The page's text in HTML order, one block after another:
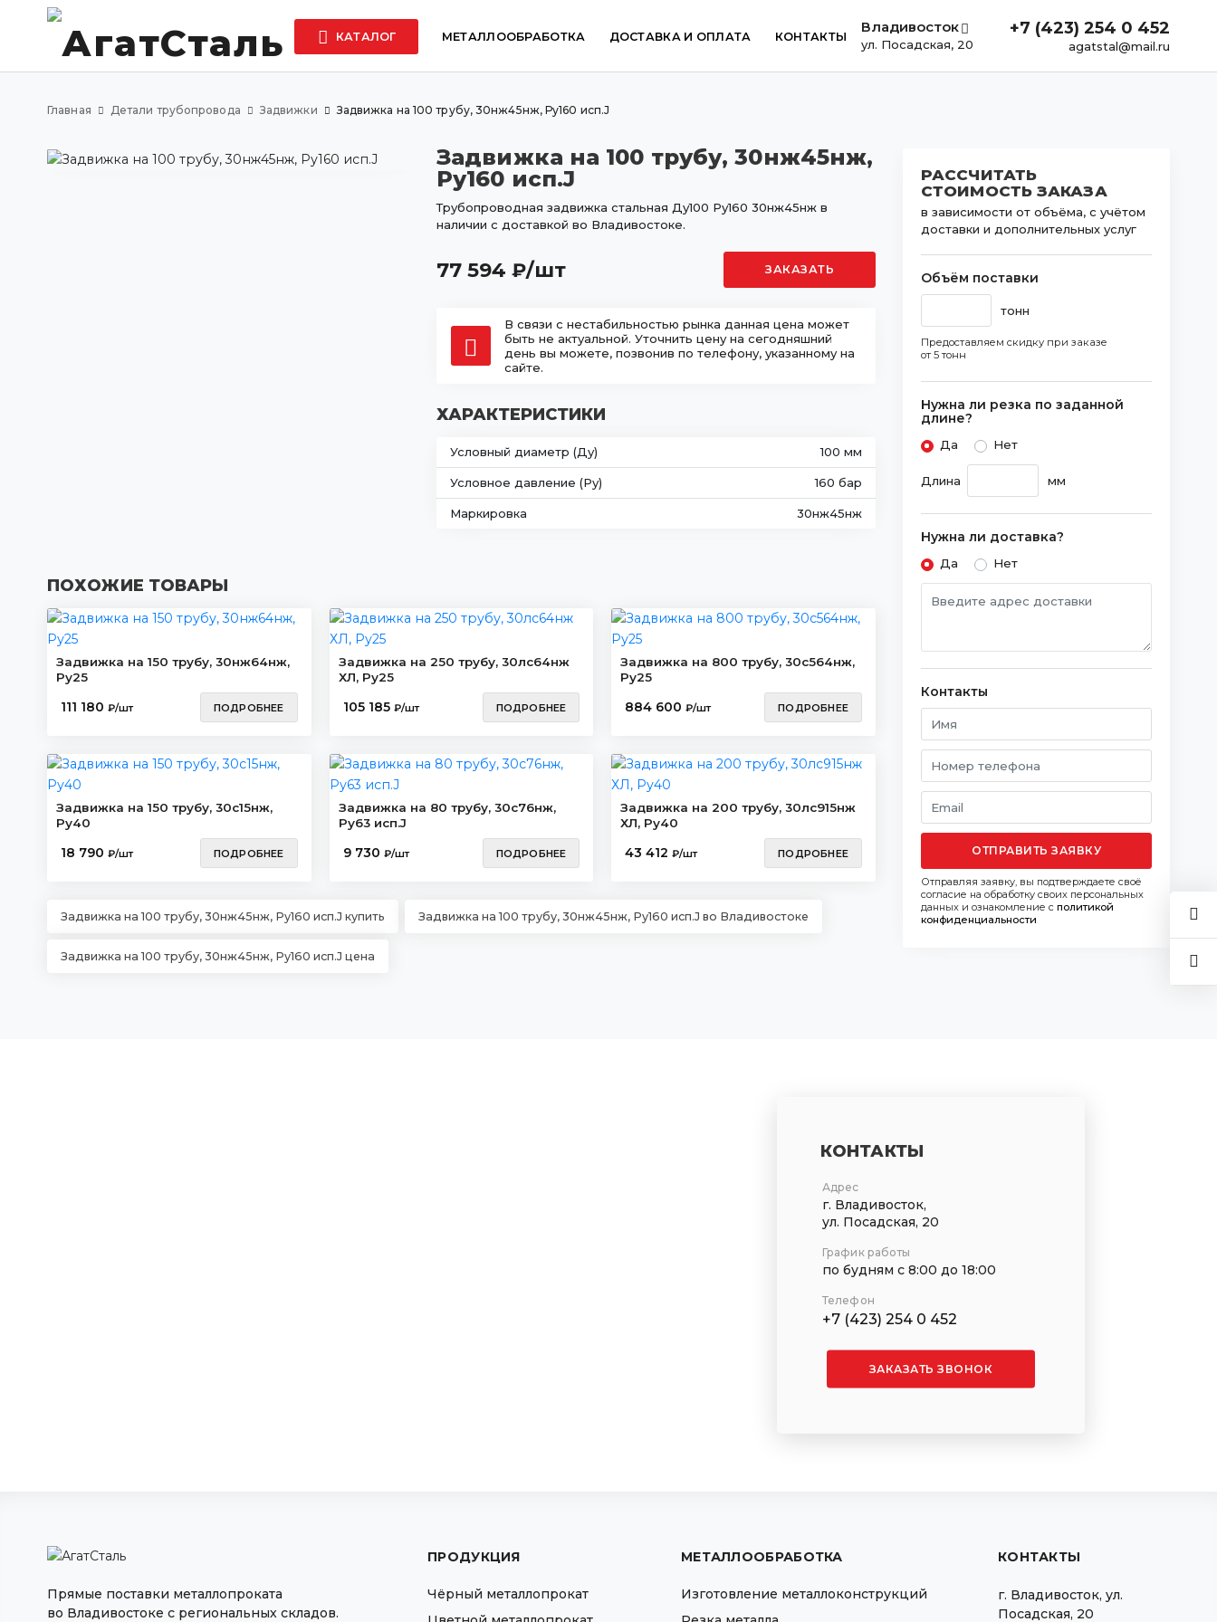
+7 (423) 254 0 452
agatstal@mail.ru
Владивосток
ул. Посадская, 20
КАТАЛОГ МЕТАЛЛООБРАБОТКА ДОСТАВКА И ОПЛАТА КОНТАКТЫ
Главная Детали трубопровода Задвижки Задвижка на 100 трубу, 30нж45нж, Ру160 исп.J
Задвижка на 100 трубу, 30нж45нж,
Ру160 исп.J
Трубопроводная задвижка стальная Ду100 Ру160 30нж45нж в
наличии с доставкой во Владивостоке.
77 594 ₽/шт ЗАКАЗАТЬ
В связи с нестабильностью рынка данная цена может
быть не актуальной. Уточнить цену на сегодняшний
день вы можете, позвонив по телефону, указанному на
сайте.
ХАРАКТЕРИСТИКИ
Условный диаметр (Ду) 100 мм
Условное давление (Ру) 160 бар
Маркировка 30нж45нж
ПОХОЖИЕ ТОВАРЫ
Задвижка на 150 трубу, 30нж64нж,
Ру25
111 180 ₽/шт ПОДРОБНЕЕ
Задвижка на 250 трубу, 30лс64нж
ХЛ, Ру25
105 185 ₽/шт ПОДРОБНЕЕ
Задвижка на 800 трубу, 30с564нж,
Ру25
884 600₽/шт ПОДРОБНЕЕ
Задвижка на 150 трубу, 30с15нж,
Ру40
18 790 ₽/шт ПОДРОБНЕЕ
Задвижка на 80 трубу, 30с76нж,
Ру63 исп.J
9 730 ₽/шт ПОДРОБНЕЕ
Задвижка на 200 трубу, 30лс915нж
ХЛ, Ру40
43 412₽/шт ПОДРОБНЕЕ
Задвижка на 100 трубу, 30нж45нж, Ру160 исп.J купить Задвижка на 100 трубу, 30нж45нж, Ру160 исп.J во Владивостоке
Задвижка на 100 трубу, 30нж45нж, Ру160 исп.J цена
РАССЧИТАТЬ
СТОИМОСТЬ ЗАКАЗА
в зависимости от объёма, с учётом
доставки и дополнительных услуг
Объём поставки
тонн
Предоставляем скидку при заказе
от 5 тонн
Нужна ли резка по заданной
длине?
Да Нет
Длина мм
Нужна ли доставка?
Да Нет
Контакты
ОТПРАВИТЬ ЗАЯВКУ
Отправляя заявку, вы подтверждаете своё
согласие на обработку своих персональных
данных и ознакомление с политикой
конфиденциальности
КОНТАКТЫ
Адрес
г. Владивосток,
ул. Посадская, 20
График работы
по будням с 8:00 до 18:00
Телефон
+7 (423) 254 0 452
ЗАКАЗАТЬ ЗВОНОК
Прямые поставки металлопроката
во Владивостоке с региональных складов.
ПРОДУКЦИЯ
Чёрный металлопрокат
МЕТАЛЛООБРАБОТКА
Изготовление металлоконструкций
КОНТАКТЫ
г. Владивосток, ул.
Посадская, 20